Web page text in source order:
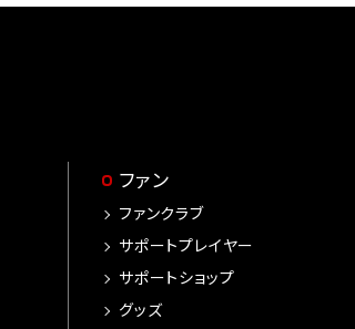
ファン
ファンクラブ
サポートプレイヤー
サポートショップ
グッズ